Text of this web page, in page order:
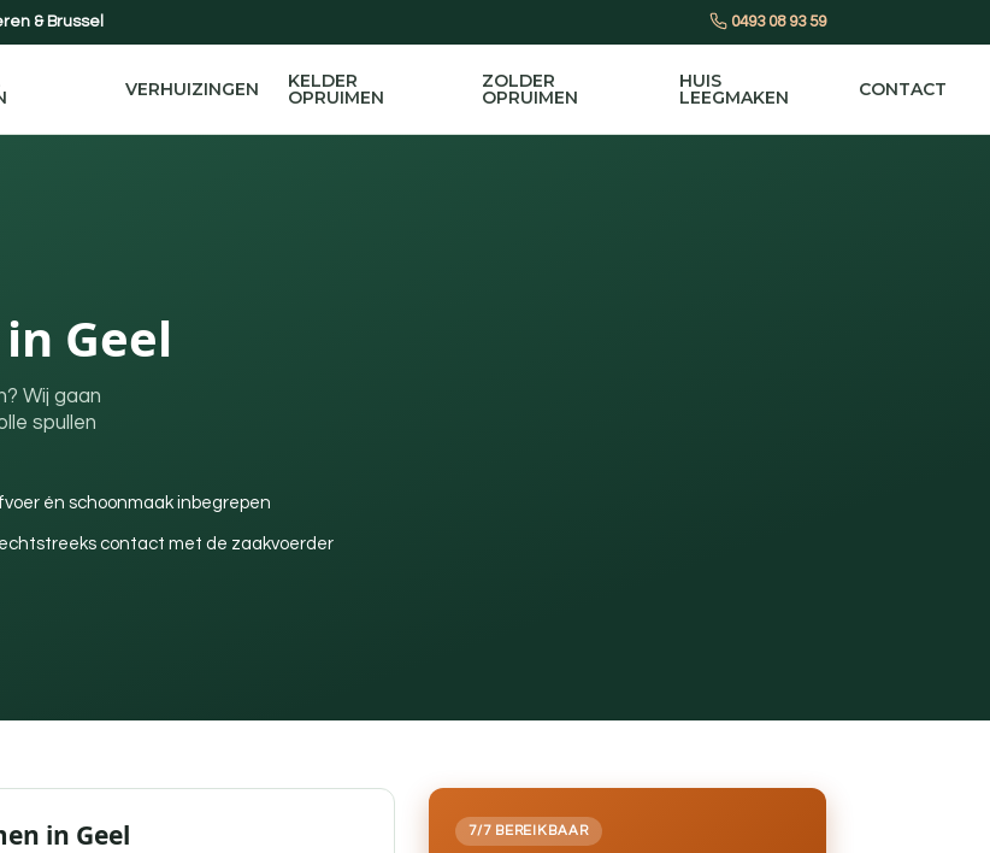
& Brussel 0493 08 93 59
VERHUIZINGEN KELDER
OPRUIMEN
ZOLDER
OPRUIMEN
HUIS
LEEGMAKEN CONTACT
Geel
Wij gaan
spullen
én schoonmaak inbegrepen
contact met de zaakvoerder
in Geel 7/7 BEREIKBAAR